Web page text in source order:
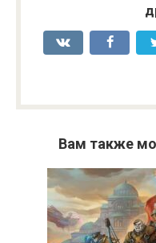
Вам также